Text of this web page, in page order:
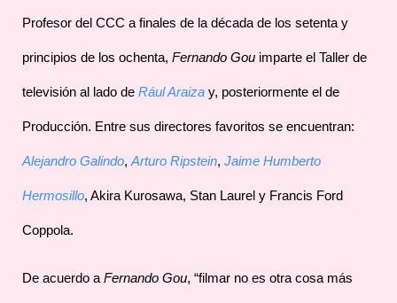
Profesor del CCC a finales de la década de los setenta y
principios de los ochenta, Fernando Gou imparte el Taller de
televisión al lado de Rául Araiza y, posteriormente el de
Producción. Entre sus directores favoritos se encuentran:
Alejandro Galindo, Arturo Ripstein, Jaime Humberto
Hermosillo, Akira Kurosawa, Stan Laurel y Francis Ford
Coppola.
De acuerdo a Fernando Gou, “filmar no es otra cosa más